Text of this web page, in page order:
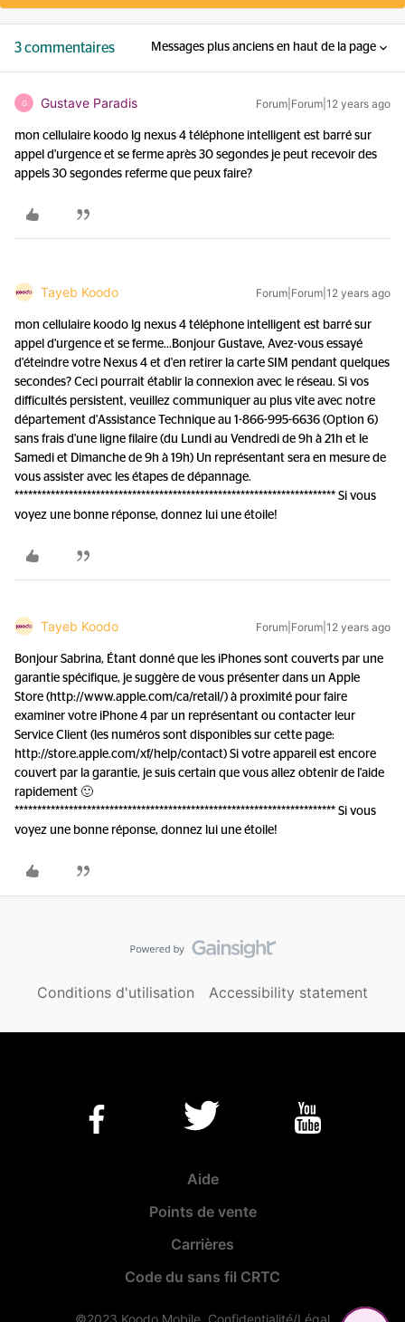
3 commentaires Messages plus anciens en haut de la page
G Gustave Paradis Forum|Forum|12 years ago
mon cellulaire koodo lg nexus 4 téléphone intelligent est barré sur
appel d'urgence et se ferme après 30 segondes je peut recevoir des
appels 30 segondes referme que peux faire?
Tayeb Koodo Forum|Forum|12 years ago
mon cellulaire koodo lg nexus 4 téléphone intelligent est barré sur
appel d'urgence et se ferme...Bonjour Gustave, Avez-vous essayé
d'éteindre votre Nexus 4 et d'en retirer la carte SIM pendant quelques
secondes? Ceci pourrait établir la connexion avec le réseau. Si vos
difficultés persistent, veuillez communiquer au plus vite avec notre
département d'Assistance Technique au 1-866-995-6636 (Option 6)
sans frais d'une ligne filaire (du Lundi au Vendredi de 9h à 21h et le
Samedi et Dimanche de 9h à 19h) Un représentant sera en mesure de
vous assister avec les étapes de dépannage.
*********************************************************************** Si vous
voyez une bonne réponse, donnez lui une étoile!
Tayeb Koodo Forum|Forum|12 years ago
Bonjour Sabrina, Étant donné que les iPhones sont couverts par une
garantie spécifique, je suggère de vous présenter dans un Apple
Store (http://www.apple.com/ca/retail/) à proximité pour faire
examiner votre iPhone 4 par un représentant ou contacter leur
Service Client (les numéros sont disponibles sur cette page:
http://store.apple.com/xf/help/contact) Si votre appareil est encore
couvert par la garantie, je suis certain que vous allez obtenir de l'aide
rapidement 🙂
*********************************************************************** Si vous
voyez une bonne réponse, donnez lui une étoile!
Conditions d'utilisation Accessibility statement
Aide
Points de vente
Carrières
Code du sans fil CRTC
©2023 Koodo Mobile. Confidentialité/Légal